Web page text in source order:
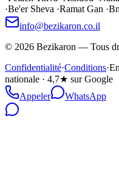
·Be'er Sheva ·Ramat Gan ·
info@bezikaron.co.il
© 2026 Bezikaron — Tous
Confidentialité·Conditions·
nationale · 4,7★ sur Google
Appeler
WhatsApp